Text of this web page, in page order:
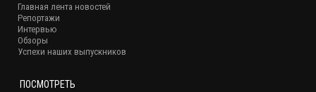
Главная лента новостей
Репортажи
Интервью
Обзоры
Успехи наших выпускников
ПОСМОТРЕТЬ